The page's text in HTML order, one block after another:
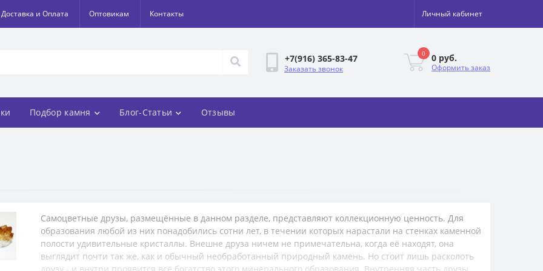
Доставка и Оплата Оптовикам Контакты Личный кабинет
+7(916) 365-83-47
Заказать звонок
0 0 руб.
Оформить заказ
Подбор камня Блог-Статьи Отзывы
Самоцветные друзы, размещённые в данном разделе, представляют коллекционную ценность. Для
образования любой из них понадобились сотни лет, в течении которых нарастали на стенках каменной
полости удивительные кристаллы. Внешне друза ничем не примечательна, когда её находят, она
выглядит почти так же, как и обычный необработанный природный камень. Но стоит лишь расколоть
друзу - и внутри проявится всё богатство этого минерального образования. Внутренняя часть друзы